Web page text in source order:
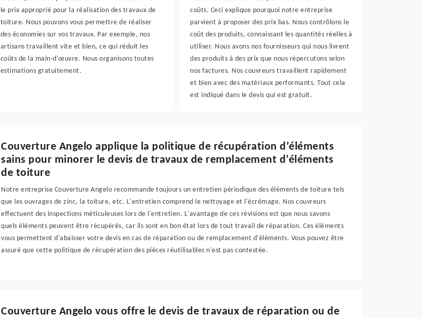
le prix approprié pour la réalisation des travaux de
toiture. Nous pouvons vous permettre de réaliser
des économies sur vos travaux. Par exemple, nos
artisans travaillent vite et bien, ce qui réduit les
coûts de la main-d'œuvre. Nous organisons toutes
estimations gratuitement.
coûts. Ceci explique pourquoi notre entreprise
parvient à proposer des prix bas. Nous contrôlons le
coût des produits, connaissant les quantités réelles à
utiliser. Nous avons nos fournisseurs qui nous livrent
des produits à des prix que nous répercutons selon
nos factures. Nos couvreurs travaillent rapidement
et bien avec des matériaux performants. Tout cela
est indiqué dans le devis qui est gratuit.
Couverture Angelo applique la politique de récupération d’éléments
sains pour minorer le devis de travaux de remplacement d’éléments
de toiture
Notre entreprise Couverture Angelo recommande toujours un entretien périodique des éléments de toiture tels
que les ouvrages de zinc, la toiture, etc. L'entretien comprend le nettoyage et l'écrémage. Nos couvreurs
effectuent des inspections méticuleuses lors de l'entretien. L'avantage de ces révisions est que nous savons
quels éléments peuvent être récupérés, car ils sont en bon état lors de tout travail de réparation. Ces éléments
vous permettent d'abaisser votre devis en cas de réparation ou de remplacement d'éléments. Vous pouvez être
assuré que cette politique de récupération des pièces réutilisables n'est pas contestée.
Couverture Angelo vous offre le devis de travaux de réparation ou de